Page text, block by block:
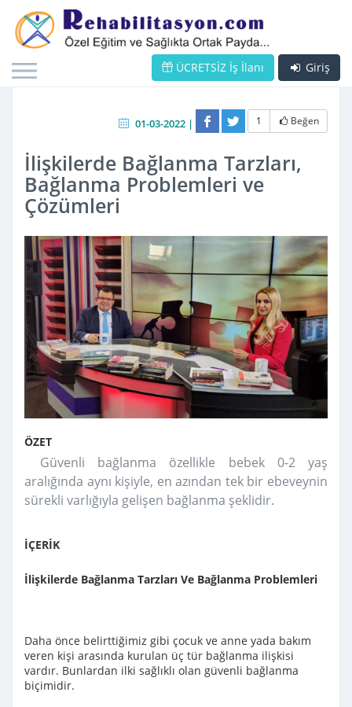
Giriş
ÜCRETSİZ İş İlanı
01-03-2022 | 1 Beğen
İlişkilerde Bağlanma Tarzları,
Bağlanma Problemleri ve
Çözümleri
ÖZET
Güvenli bağlanma özellikle bebek 0-2 yaş
aralığında aynı kişiyle, en azından tek bir ebeveynin
sürekli varlığıyla gelişen bağlanma şeklidir.
İÇERİK
İlişkilerde Bağlanma Tarzları Ve Bağlanma Problemleri
Daha önce belirttiğimiz gibi çocuk ve anne yada bakım
veren kişi arasında kurulan üç tür bağlanma ilişkisi
vardır. Bunlardan ilki sağlıklı olan güvenli bağlanma
biçimidir.